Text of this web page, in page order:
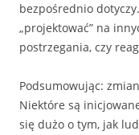
bezpośrednio
„projektować” na
postrzegania, czy
Podsumowując:
Niektóre są
się dużo o tym, jak